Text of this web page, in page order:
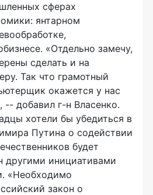
сферах
янтарном
«Отдельно замечу,
сделать и на
Так что грамотный
окажется у нас
добавил г-н Власенко.
хотели бы убедиться в
Путина о содействии
будет
другими инициативами
«Необходимо
закон о